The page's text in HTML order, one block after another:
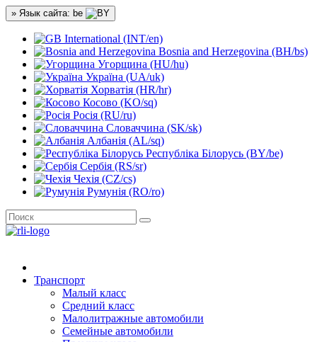
» Язык сайта: be
International (INT/en)
Bosnia and Herzegovina (BH/bs)
Угорщина (HU/hu)
Україна (UA/uk)
Хорватія (HR/hr)
Косово (KO/sq)
Росія (RU/ru)
Словаччина (SK/sk)
Албанія (AL/sq)
Республіка Білорусь (BY/be)
Сербія (RS/sr)
Чехія (CZ/cs)
Румунія (RO/ro)
Транспорт
Малый класс
Средний класс
Малолитражные автомобили
Семейные автомобили